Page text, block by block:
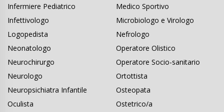
Infermiere Pediatrico
Infettivologo
Logopedista
Medico Sportivo
Microbiologo e Virologo
Nefrologo
Neonatologo
Neurochirurgo
Neurologo
Neuropsichiatra Infantile
Oculista
Operatore Olistico
Operatore Socio-sanitario
Ortottista
Osteopata
Ostetrico/a